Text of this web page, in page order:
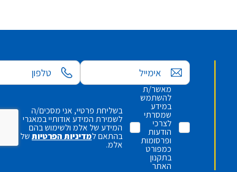
אימייל
מאשר/ת
להשתמש
במידע
שמסרתי
לצרכי
הודעות
ופרסומות
כמפורט
בתקנון
האתר
בשליחת פרטיי, אני מסכים/ה
לשמירת המידע אודותיי במאגרי
המידע של אלמ ולשימוש בהם
בהתאם למדיניות הפרטיות של
אלמ.